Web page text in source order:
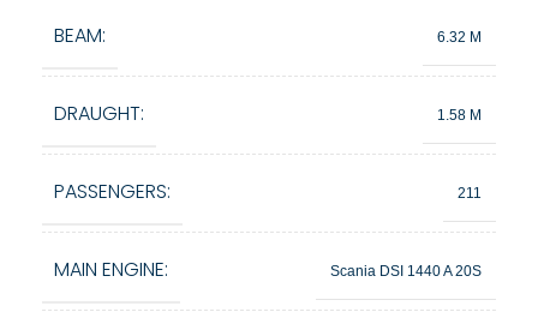
BEAM: 6.32 M
DRAUGHT: 1.58 M
PASSENGERS: 211
MAIN ENGINE: Scania DSI 1440 A 20S